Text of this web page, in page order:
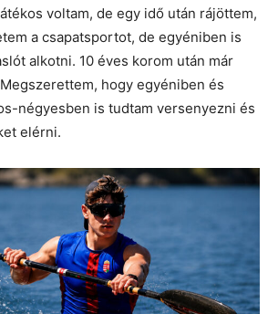
voltam, de egy idő után rájöttem,
a csapatsportot, de egyéniben is
alkotni. 10 éves korom után már
hogy egyéniben és
négyesben is tudtam versenyezni és
elérni.